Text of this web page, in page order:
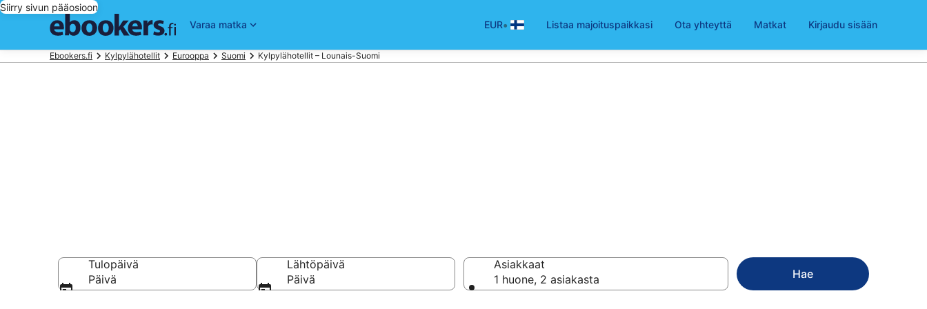
Siirry sivun pääosioon
Varaa matka
EUR• Listaa majoituspaikkasi Ota yhteyttä Matkat Kirjaudu sisään
Ebookers.fi Kylpylähotellit Eurooppa Suomi Kylpylähotellit – Lounais-Suomi
Tulopäivä
Päivä
Lähtöpäivä
Päivä
Asiakkaat
1 huone, 2 asiakasta
Hae